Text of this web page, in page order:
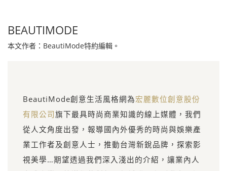
BEAUTIMODE
本文作者：BeautiMode特約編輯。
BeautiMode創意生活風格網為宏麗數位創意股份
有限公司旗下最具時尚商業知識的線上媒體，我們
從人文角度出發，報導國內外優秀的時尚與娛樂產
業工作者及創意人士，推動台灣新銳品牌，探索影
視美學…期望透過我們深入淺出的介紹，讓業內人